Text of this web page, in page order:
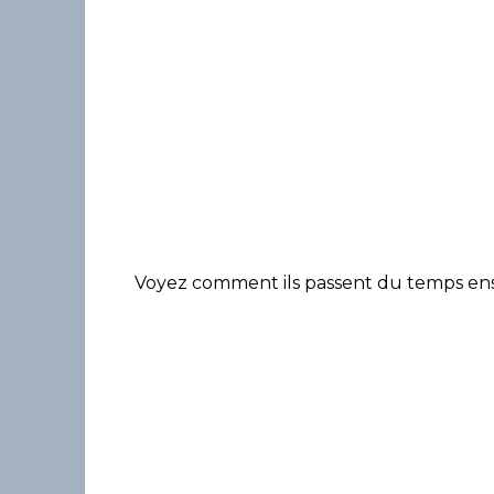
Voyez comment ils passent du temps